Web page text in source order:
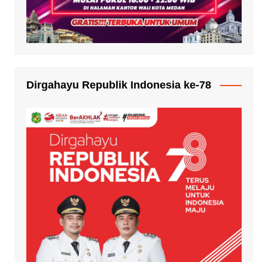
Dirgahayu Republik Indonesia ke-78